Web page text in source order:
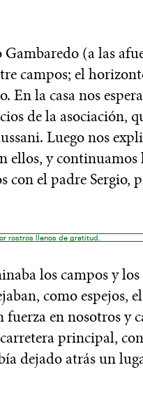
(a las
campos; el
En la casa nos
de la asociación,
Luego nos
ellos, y continuamos
con el padre Sergio,
rostros llenos de gratitud.
los campos y los
como espejos,
fuerza en nosotros y
principal,
dejado atrás un